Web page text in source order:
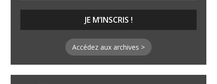
Accédez aux archives >